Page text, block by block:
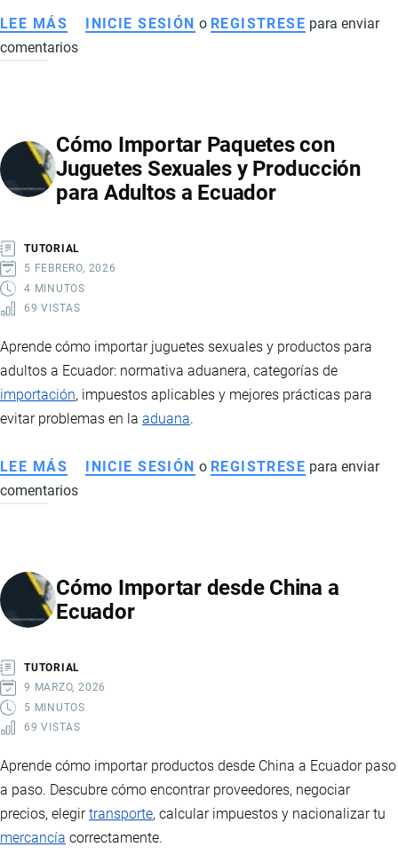
LEE MÁS SOBRE
CÓMO
DE
IMPORTACIONES
EN
PRÁCTICA
Y
REQUISITOS
INICIE SESIÓN o REGISTRESE para enviar
comentarios
Cómo Importar Paquetes con
Juguetes Sexuales y Producción
para Adultos a Ecuador
TUTORIAL
5 FEBRERO, 2026
4 MINUTOS
69 VISTAS
Aprende cómo importar juguetes sexuales y productos para
adultos a Ecuador: normativa aduanera, categorías de
importación, impuestos aplicables y mejores prácticas para
evitar problemas en la aduana.
LEE MÁS SOBRE
CÓMO
JUGUETES
SEXUALES
PARA
ADULTOS
A
INICIE SESIÓN o REGISTRESE para enviar
comentarios
Cómo Importar desde China a
Ecuador
TUTORIAL
9 MARZO, 2026
5 MINUTOS
69 VISTAS
Aprende cómo importar productos desde China a Ecuador paso
a paso. Descubre cómo encontrar proveedores, negociar
precios, elegirtransporte, calcular impuestos y nacionalizar tu
mercancía correctamente.